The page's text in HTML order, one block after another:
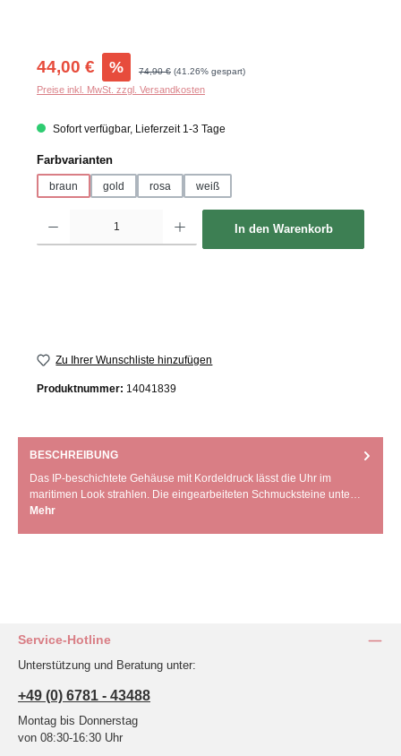
Verkaufspreis:
44,00 € % Regulärer Preis:
74,90 € (41.26% gespart)
Preise inkl. MwSt. zzgl. Versandkosten
Sofort verfügbar, Lieferzeit 1-3 Tage
Farbvariantenauswählen
braun gold rosa weiß
In den Warenkorb
Zu Ihrer Wunschliste hinzufügen
Produktnummer: 14041839
BESCHREIBUNG
Das IP-beschichtete Gehäuse mit Kordeldruck lässt die Uhr im
maritimen Look strahlen. Die eingearbeiteten Schmucksteine unte…
Mehr
Service-Hotline
Unterstützung und Beratung unter:
+49 (0) 6781 - 43488
Montag bis Donnerstag
von 08:30-16:30 Uhr